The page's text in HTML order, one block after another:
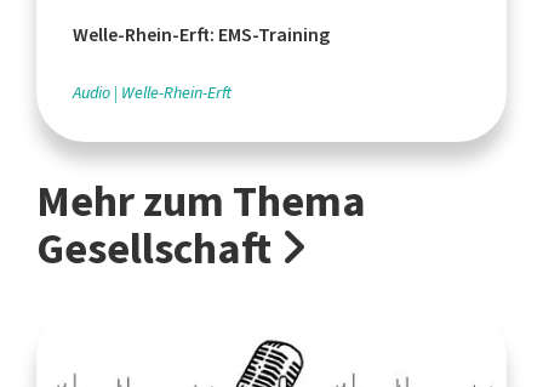
Welle-Rhein-Erft: EMS-Training
Audio Welle-Rhein-Erft
Mehr zum Thema
Gesellschaft